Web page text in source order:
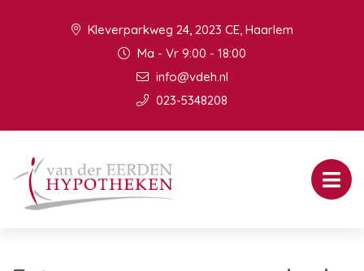
Kleverparkweg 24, 2023 CE, Haarlem
Ma - Vr 9:00 - 18:00
info@vdeh.nl
023-5348208